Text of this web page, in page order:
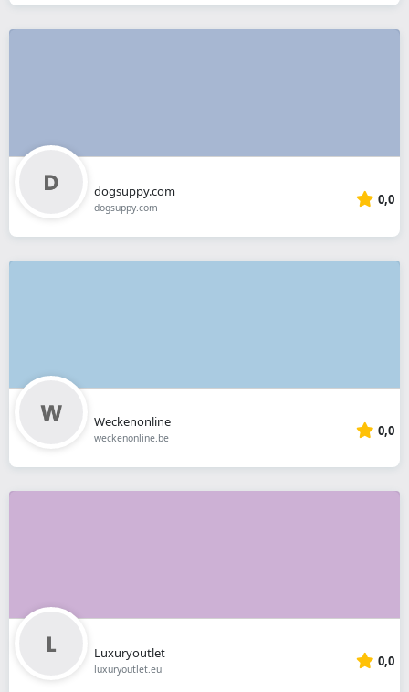
dogsuppy.com
dogsuppy.com 0,0
Weckenonline
weckenonline.be 0,0
Luxuryoutlet
luxuryoutlet.eu 0,0